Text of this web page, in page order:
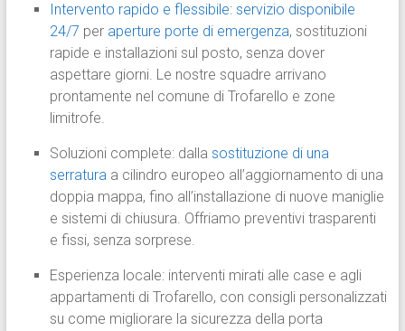
Intervento rapido e flessibile: servizio disponibile
24/7 per aperture porte di emergenza, sostituzioni
rapide e installazioni sul posto, senza dover
aspettare giorni. Le nostre squadre arrivano
prontamente nel comune di Trofarello e zone
limitrofe.
Soluzioni complete: dalla sostituzione di una
serraturaa cilindro europeo all’aggiornamento di una
doppia mappa, fino all’installazione di nuove maniglie
e sistemi di chiusura. Offriamo preventivi trasparenti
e fissi, senza sorprese.
Esperienza locale: interventi mirati alle case e agli
appartamenti di Trofarello, con consigli personalizzati
su come migliorare la sicurezza della porta